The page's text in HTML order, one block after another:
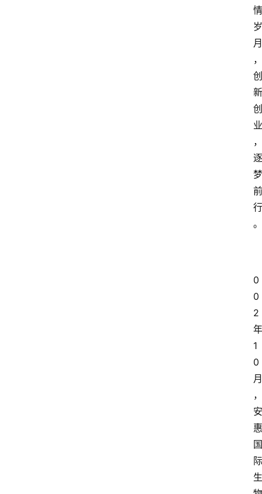
情
岁
月
，
创
新
创
业
，
逐
梦
前
行
。
0
0
2
年
1
0
月
，
安
惠
国
际
生